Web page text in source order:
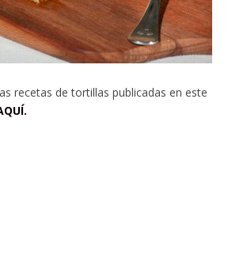
recetas de tortillas publicadas en este